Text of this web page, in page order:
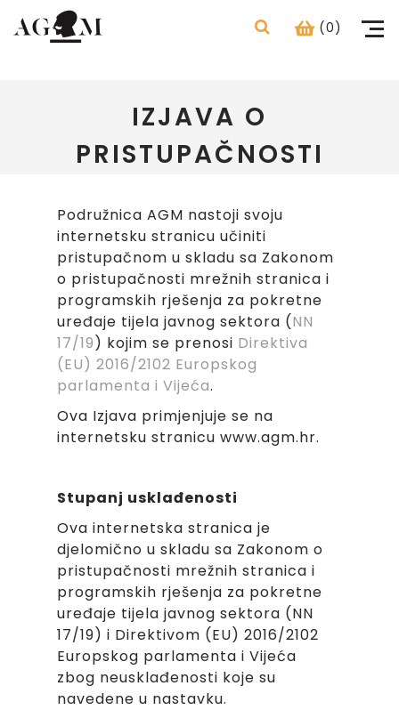
(0)
IZJAVA O
PRISTUPAČNOSTI
Podružnica AGM nastoji svoju
internetsku stranicu učiniti
pristupačnom u skladu sa Zakonom
o pristupačnosti mrežnih stranica i
programskih rješenja za pokretne
uređaje tijela javnog sektora (NN
17/19) kojim se prenosi Direktiva
(EU) 2016/2102 Europskog
parlamenta i Vijeća.
Ova Izjava primjenjuje se na
internetsku stranicu www.agm.hr.
Stupanj usklađenosti
Ova internetska stranica je
djelomično u skladu sa Zakonom o
pristupačnosti mrežnih stranica i
programskih rješenja za pokretne
uređaje tijela javnog sektora (NN
17/19) i Direktivom (EU) 2016/2102
Europskog parlamenta i Vijeća
zbog neusklađenosti koje su
navedene u nastavku.